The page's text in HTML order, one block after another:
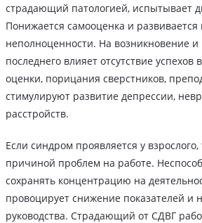
страдающий патологией, испытывает
Понижается самооценка и развивается
неполноценности. На возникновение и
последнего влияет отсутствие успехов
оценки, порицания сверстников,
стимулируют развитие депрессии,
расстройств.
Если синдром проявляется у взрослого,
причиной проблем на работе.
сохранять концентрацию на
провоцирует снижение показателей и
руководства. Страдающий от СДВГ